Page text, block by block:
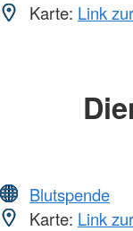
Karte: Link
Blutspende
Karte: Link